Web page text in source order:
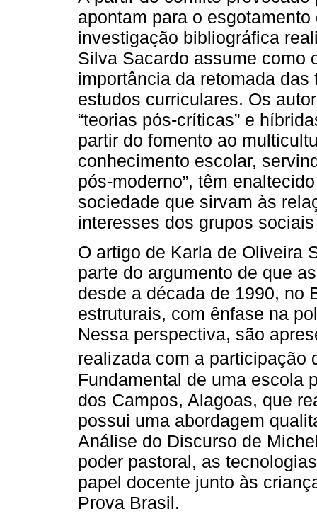
apontam para o
investigação bibliográfica
Silva Sacardo assume como
importância da retomada
estudos curriculares. Os
“teorias pós-críticas” e
partir do fomento ao
conhecimento escolar,
pós-moderno”, têm
sociedade que sirvam às
interesses dos grupos
O artigo de Karla de Oliveira
parte do argumento de que
desde a década de 1990, no
estruturais, com ênfase na
Nessa perspectiva, são
realizada com a participação
Fundamental de uma escola
dos Campos, Alagoas, que
possui uma abordagem
Análise do Discurso de
poder pastoral, as
papel docente junto às
Prova Brasil.